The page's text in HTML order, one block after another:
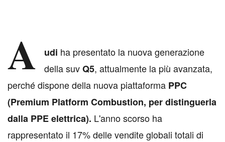
A udi ha presentato la nuova generazione
della suvQ5, attualmente la più avanzata,
perché dispone della nuova piattaforma PPC
(Premium Platform Combustion, per distinguerla
dalla PPE elettrica). L'anno scorso ha
rappresentato il 17% delle vendite globali totali di